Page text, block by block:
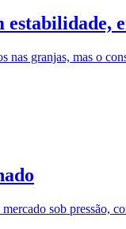
nas granjas, mas o
sob pressão,